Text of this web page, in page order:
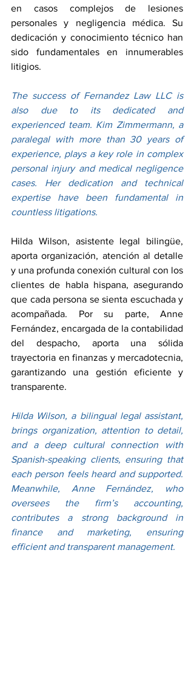
en casos complejos de lesiones
personales y negligencia médica. Su
dedicación y conocimiento técnico han
sido fundamentales en innumerables
litigios.
The success of Fernandez Law LLC is
also due to its dedicated and
experienced team. Kim Zimmermann, a
paralegal with more than 30 years of
experience, plays a key role in complex
personal injury and medical negligence
cases. Her dedication and technical
expertise have been fundamental in
countless litigations.
Hilda Wilson, asistente legal bilingüe,
aporta organización, atención al detalle
y una profunda conexión cultural con los
clientes de habla hispana, asegurando
que cada persona se sienta escuchada y
acompañada. Por su parte, Anne
Fernández, encargada de la contabilidad
del despacho, aporta una sólida
trayectoria en finanzas y mercadotecnia,
garantizando una gestión eficiente y
transparente.
Hilda Wilson, a bilingual legal assistant,
brings organization, attention to detail,
and a deep cultural connection with
Spanish-speaking clients, ensuring that
each person feels heard and supported.
Meanwhile, Anne Fernández, who
oversees the firm’s accounting,
contributes a strong background in
finance and marketing, ensuring
efficient and transparent management.